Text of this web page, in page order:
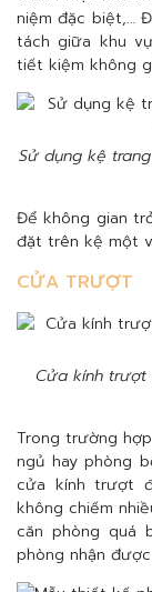
niệm đặc biệt,…
tách giữa khu
tiết kiệm không
Sử dụng kệ
Để không gian
đặt trên kệ một
CỬA TRƯỢT
Cửa kính trượt
Trong trường
ngủ hay phòng
cửa kính trượt
không chiếm
căn phòng quá
phòng nhận